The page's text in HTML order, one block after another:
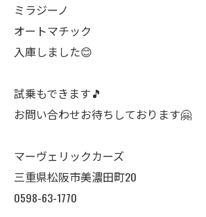
ミラジーノ
オートマチック
入庫しました😊
試乗もできます🎵
お問い合わせお待ちしております🤗
マーヴェリックカーズ
三重県松阪市美濃田町20
0598-63-1770